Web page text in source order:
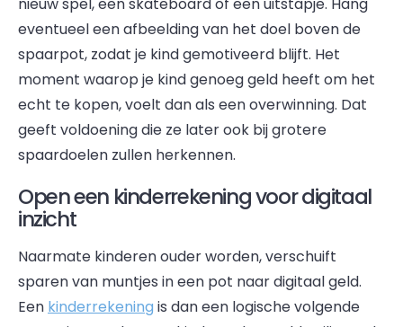
eventueel een afbeelding van het doel boven de
spaarpot, zodat je kind gemotiveerd blijft. Het
moment waarop je kind genoeg geld heeft om het
echt te kopen, voelt dan als een overwinning. Dat
geeft voldoening die ze later ook bij grotere
spaardoelen zullen herkennen.
Open een kinderrekening voor digitaal
inzicht
Naarmate kinderen ouder worden, verschuift
sparen van muntjes in een pot naar digitaal geld.
Een kinderrekening is dan een logische volgende